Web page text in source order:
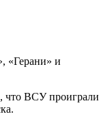
что ВСУ проиграли